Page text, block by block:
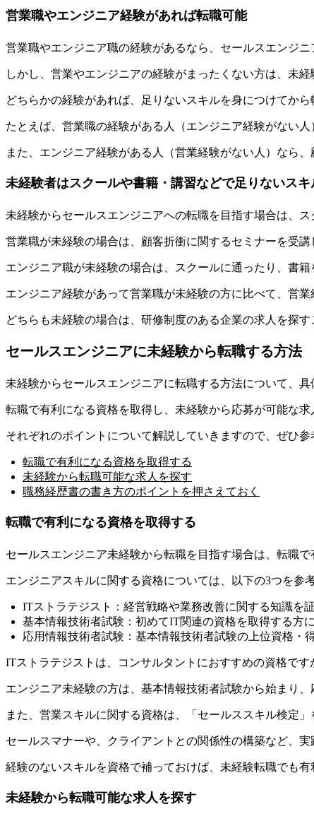
営業職やエンジニア経験があれば転職可能
営業職やエンジニア職の経験があるなら、セールスエンジニ
しかし、営業やエンジニアの経験がまったくない方は、未経
どちらかの経験があれば、足りないスキルを身につけてか
たとえば、営業職の経験がある人（エンジニア経験がない
また、エンジニア経験がある人（営業経験がない人）なら
未経験者はスクールや書籍・講習などで足りないス
未経験からセールスエンジニアへの転職を目指す場合は、
営業職が未経験の場合は、顧客折衝に関するセミナーを受
エンジニア職が未経験の場合は、スクールに通ったり、書
​​エンジニア経験があって営業職が未経験の方に比べて、​​ 営業
どちらも未経験の場合は、研修制度のある企業の求人を探す
​​セールスエンジニアに未経験から転職する方法
未経験からセールスエンジニアに転職する方法について、具
転職で有利になる資格を取得し、未経験から応募が可能な
それぞれのポイントについて解説していきますので、ぜひ参
転職で有利になる資格を取得する
未経験から転職可能な求人を探す
職務経歴書の書き方のポイントを押さえておく
転職で有利になる資格を取得する
セールスエンジニア未経験から転職を目指す場合は、​​転職
エンジニアスキルに関する資格については、以下の3つを参
ITストラテジスト：経営戦略や業務改善に関する知識を
基本情報技術者試験：初めてIT関連の資格を取得する方
応用情報技術者試験：基本情報技術者試験の上位資格・
ITストラテジストは、コンサルタントにおすすめの資格で
エンジニア未経験の方は、基本情報技術者試験から始まり
​​また、​​ 営業スキルに関する資格は、「セールススキル検定」
セールスマナーや、クライアントとの関係性の構築など、実
経験のないスキルを資格で補っておけば、未経験転職でも有
未経験から転職可能な求人を探す